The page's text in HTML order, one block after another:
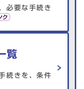
必要な手続き
覧
続きを、条件